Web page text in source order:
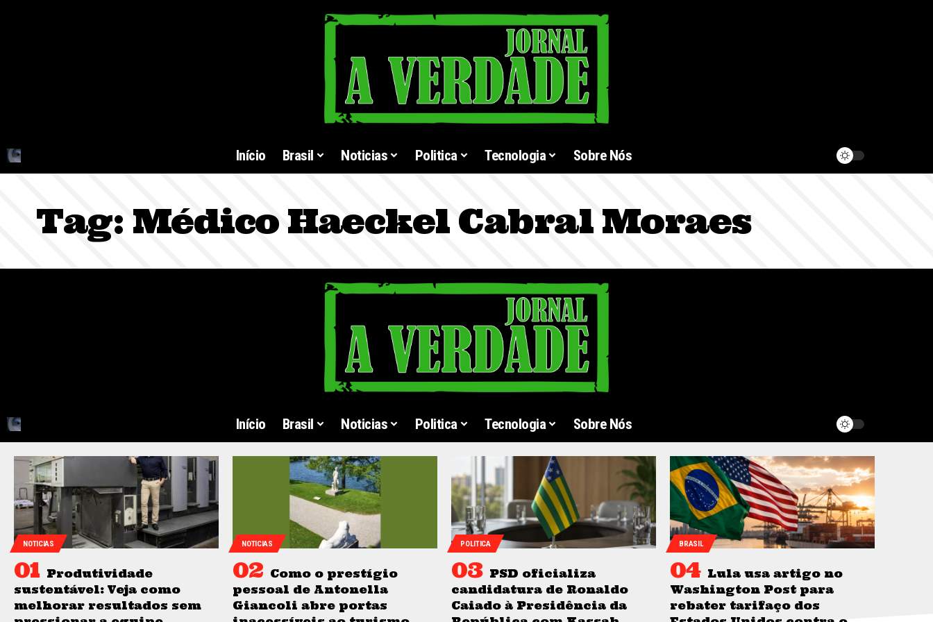
Início Brasil Noticias Politica Tecnologia Sobre Nós
Tag: Médico Haeckel Cabral Moraes
Início Brasil Noticias Politica Tecnologia Sobre Nós
NOTICIAS
Produtividade
sustentável: Veja como
melhorar resultados sem
NOTICIAS
Como o prestígio
pessoal de Antonella
Giancoli abre portas
POLITICA
PSD oficializa
candidatura de Ronaldo
Caiado à Presidência da
BRASIL
Lula usa artigo no
Washington Post para
rebater tarifaço dos